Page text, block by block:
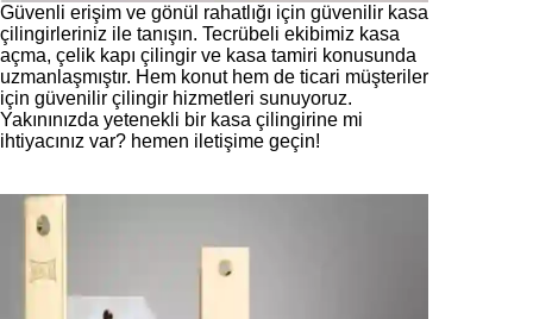
Güvenli erişim ve gönül rahatlığı için güvenilir kasa
çilingirleriniz ile tanışın. Tecrübeli ekibimiz kasa
açma, çelik kapı çilingir ve kasa tamiri konusunda
uzmanlaşmıştır. Hem konut hem de ticari müşteriler
için güvenilir çilingir hizmetleri sunuyoruz.
Yakınınızda yetenekli bir kasa çilingirine mi
ihtiyacınız var? hemen iletişime geçin!